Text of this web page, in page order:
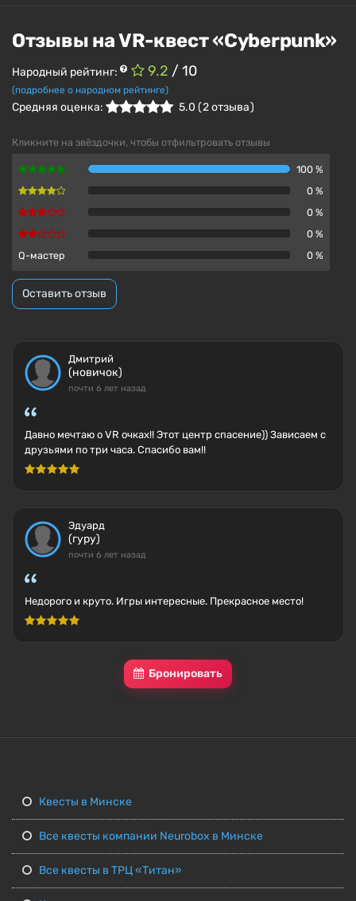
Отзывы на VR-квест «Cyberpunk»
Народный рейтинг: 9.2 / 10
(подробнее о народном рейтинге)
Средняя оценка: 5.0 (2отзыва )
Кликните на звёздочки, чтобы отфильтровать отзывы
100 %
0 %
0 %
0 %
Q-мастер
0 %
Оставить отзыв
Дмитрий
(новичок)
почти 6 лет назад
Давно мечтаю о VR очках!! Этот центр спасение)) Зависаем с
друзьями по три часа. Спасибо вам!!
Эдуард
(гуру)
почти 6 лет назад
Недорого и круто. Игры интересные. Прекрасное место!
Бронировать
Квесты в Минске
Все квесты компании Neurobox в Минске
Все квесты в ТРЦ «Титан»